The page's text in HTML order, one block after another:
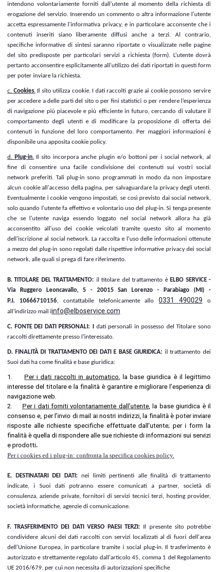
intendono volontariamente forniti dall'utente al momento della richiesta di
erogazione del servizio. Inserendo un commento o altra informazione l'utente
accetta espressamente l'informativa privacy, e in particolare acconsente che i
contenuti inseriti siano liberamente diffusi anche a terzi. Al contrario,
specifiche informative di sintesi saranno riportate o visualizzate nelle pagine
del sito predisposte per particolari servizi a richiesta (form). L’utente dovrà
pertanto acconsentire esplicitamente all’utilizzo dei dati riportati in questi form
per poter inviare la richiesta.
c. Cookies.Il sito utilizza cookie. I dati raccolti grazie ai cookie possono servire
per accedere a delle parti del sito o per fini statistici o per rendere l’esperienza
di navigazione più piacevole e più efficiente in futuro, cercando di valutare il
comportamento degli utenti e di modificare la proposizione di offerta dei
contenuti in funzione del loro comportamento. Per maggiori informazioni è
disponibile una apposita cookie policy.
d. Plug-in.Il sito incorpora anche plugin e/o bottoni per i social network, al
fine di consentire una facile condivisione dei contenuti sui vostri social
network preferiti. Tali plug-in sono programmati in modo da non impostare
alcun cookie all'accesso della pagina, per salvaguardare la privacy degli utenti.
Eventualmente i cookie vengono impostati, se così previsto dai social network,
solo quando l'utente fa effettivo e volontario uso del plug-in. Si tenga presente
che se l'utente naviga essendo loggato nel social network allora ha già
acconsentito all'uso dei cookie veicolati tramite questo sito al momento
dell'iscrizione al social network. La raccolta e l'uso delle informazioni ottenute
a mezzo del plug-in sono regolati dalle rispettive informative privacy dei social
network, alle quali si prega di fare riferimento.
B. TITOLARE DEL TRATTAMENTO: il titolare del trattamento è ELBO SERVICE -
Via Ruggero Leoncavallo, 5 - 20015 San Lorenzo - Parabiago (MI) -
P.I. 10666710156, contattabile telefonicamente allo0331 490029 o
all’indirizzo mail iinfo@elboservice.com
C. FONTE DEI DATI PERSONALI: I
dati personali in possesso del Titolare sono
raccolti direttamente presso l’interessato.
D. FINALITÀ DI TRATTAMENTO DEI DATI E BASE GIURIDICA: il trattamento dei
Suoi dati ha come finalità e base giuridica:
1. Per i dati raccolti in automatico , la base giuridica è il legittimo
interesse del titolare e la finalità è garantire e migliorare l’esperienza di
navigazione web.
2.
Per i dati forniti volontariamente dall’utente, la base giuridica è il
consenso e, per l’invio di mail ai nostri indirizzi, la finalità è poter inviare
risposte alle richieste specifiche effettuate dall’utente; per i form la
finalità è quella di rispondere alle sue richieste di informazioni sui servizi
e prodotti.
Per i cookies ed i plug-in: confronta la specifica cookies policy.
E. DESTINATARI DEI DATI: nei limiti pertinenti alle finalità di trattamento
indicate, i Suoi dati potranno essere comunicati a partner, società di
consulenza, aziende private, fornitori di servizi tecnici terzi, hosting provider,
società informatiche, agenzie di comunicazione.
F. TRASFERIMENTO DEI DATI VERSO PAESI TERZI: Il presente sito potrebbe
condividere alcuni dei dati raccolti con servizi localizzati al di fuori dell'area
dell'Unione Europea, in particolare tramite i social plug-in. Il trasferimento è
autorizzato e strettamente regolato dall'articolo 45, comma 1 del Regolamento
UE 2016/679, per cui non necessita di autorizzazioni specifiche